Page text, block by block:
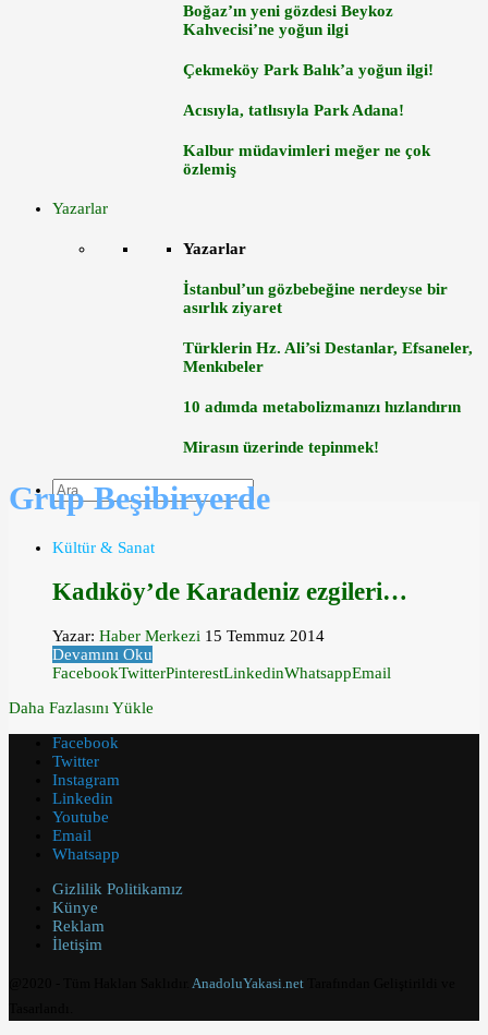
Boğaz’ın yeni gözdesi Beykoz
Kahvecisi’ne yoğun ilgi
Çekmeköy Park Balık’a yoğun ilgi!
Acısıyla, tatlısıyla Park Adana!
Kalbur müdavimleri meğer ne çok
özlemiş
Yazarlar
Yazarlar
İstanbul’un gözbebeğine nerdeyse bir
asırlık ziyaret
Türklerin Hz. Ali’si Destanlar, Efsaneler,
Menkıbeler
10 adımda metabolizmanızı hızlandırın
Mirasın üzerinde tepinmek!
Grup Beşibiryerde
Kültür & Sanat
Kadıköy’de Karadeniz ezgileri…
Yazar: Haber Merkezi 15 Temmuz 2014
Devamını Oku
FacebookTwitterPinterestLinkedinWhatsappEmail
Daha Fazlasını Yükle
Facebook
Twitter
Instagram
Linkedin
Youtube
Email
Whatsapp
Gizlilik Politikamız
Künye
Reklam
İletişim
AnadoluYakasi.net